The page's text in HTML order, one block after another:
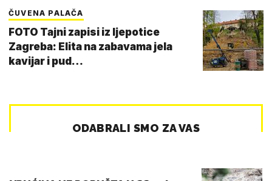
ČUVENA PALAČA
FOTO Tajni zapisi iz ljepotice
Zagreba: Elita na zabavama jela
kavijar i pud…